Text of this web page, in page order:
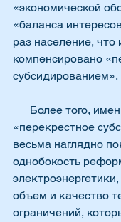
«экономической
«баланса
раз население, что
компенсировано
субсидированием».
«перекрестное
весьма наглядно
однобокость
объем и качество
ограничений,